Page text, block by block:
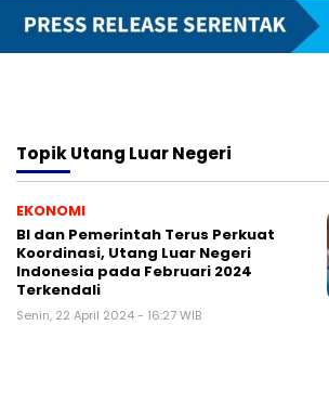
TopikUtang Luar Negeri
EKONOMI
BI dan Pemerintah Terus Perkuat
Koordinasi, Utang Luar Negeri
Indonesia pada Februari 2024
Terkendali
Senin, 22 April 2024 - 16:27 WIB